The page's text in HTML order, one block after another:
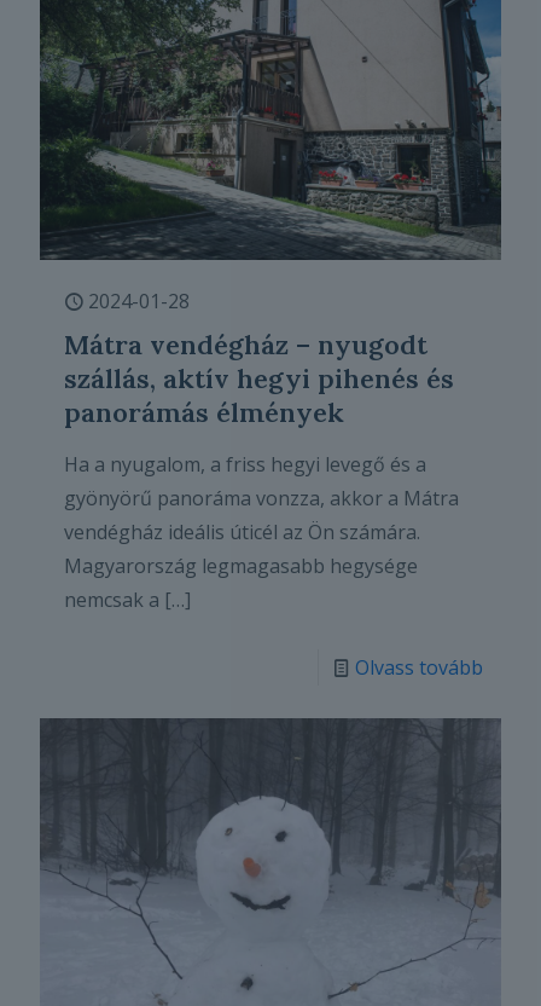
2024-01-28
Mátra vendégház – nyugodt
szállás, aktív hegyi pihenés és
panorámás élmények
Ha a nyugalom, a friss hegyi levegő és a
gyönyörű panoráma vonzza, akkor a Mátra
vendégház ideális úticél az Ön számára.
Magyarország legmagasabb hegysége
nemcsak a […]
Olvass tovább